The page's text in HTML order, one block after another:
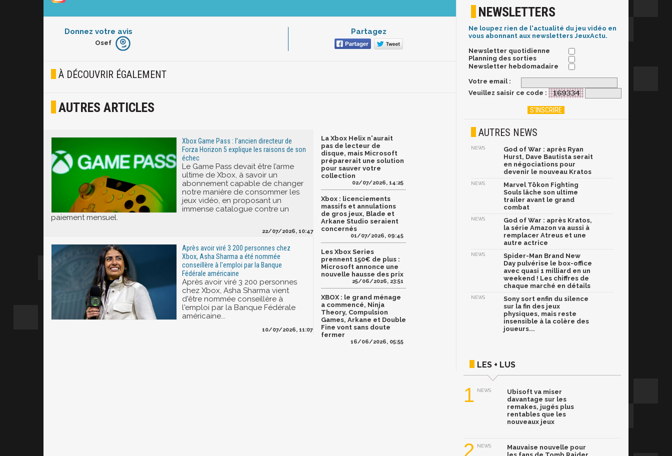
Donnez votre avis
Furieux
Joyeux
Osef
Partagez
À DÉCOUVRIR ÉGALEMENT
AUTRES ARTICLES
Xbox Game Pass : l’ancien directeur de
Forza Horizon 5 explique les raisons de son
échec
Le Game Pass devait être l’arme
ultime de Xbox, à savoir un
abonnement capable de changer
notre manière de consommer les
jeux vidéo, en proposant un
immense catalogue contre un
paiement mensuel.
22/07/2026, 10:47
Après avoir viré 3 200 personnes chez
Xbox, Asha Sharma a été nommée
conseillère à l'emploi par la Banque
Fédérale américaine
Après avoir viré 3 200 personnes
chez Xbox, Asha Sharma vient
d'être nommée conseillère à
l'emploi par la Banque Fédérale
américaine...
10/07/2026, 11:07
La Xbox Helix n'aurait
pas de lecteur de
disque, mais Microsoft
préparerait une solution
pour sauver votre
collection
02/07/2026, 14:25
Xbox : licenciements
massifs et annulations
de gros jeux, Blade et
Arkane Studio seraient
concernés
01/07/2026, 09:45
Les Xbox Series
prennent 150€ de plus :
Microsoft annonce une
nouvelle hausse des prix
25/06/2026, 23:51
XBOX : le grand ménage
a commencé, Ninja
Theory, Compulsion
Games, Arkane et Double
Fine vont sans doute
fermer
16/06/2026, 05:55
NEWSLETTERS
Ne loupez rien de l'actualité du jeu vidéo en
vous abonnant aux newsletters JeuxActu.
Newsletter quotidienne
Planning des sorties
Newsletter hebdomadaire
Votre email :
Veuillez saisir ce code :
AUTRES NEWS
NEWS
God of War : après Ryan
Hurst, Dave Bautista serait
en négociations pour
devenir le nouveau Kratos
NEWS
Marvel Tōkon Fighting
Souls lâche son ultime
trailer avant le grand
combat
NEWS
God of War : après Kratos,
la série Amazon va aussi à
remplacer Atreus et une
autre actrice
NEWS
Spider-Man Brand New
Day pulvérise le box-office
avec quasi 1 milliard en un
weekend ! Les chiffres de
chaque marché en détails
NEWS
Sony sort enfin du silence
sur la fin des jeux
physiques, mais reste
insensible à la colère des
joueurs...
LES + LUS
1 NEWS
Ubisoft va miser
davantage sur les
remakes, jugés plus
rentables que les
nouveaux jeux
2 NEWS
Mauvaise nouvelle pour